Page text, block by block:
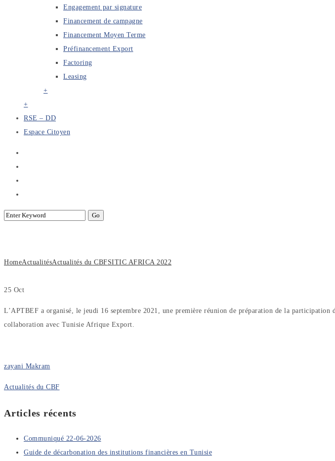
Engagement par signature
Financement de campagne
Financement Moyen Terme
Préfinancement Export
Factoring
Leasing
+
+
RSE – DD
Espace Citoyen
HomeActualitésActualités du CBFSITIC AFRICA 2022
25 Oct
L’APTBEF a organisé, le jeudi 16 septembre 2021, une première réunion de préparation de la
collaboration avec Tunisie Afrique Export.
zayani Makram
Actualités du CBF
Articles récents
Communiqué 22-06-2026
Guide de décarbonation des institutions financières en Tunisie